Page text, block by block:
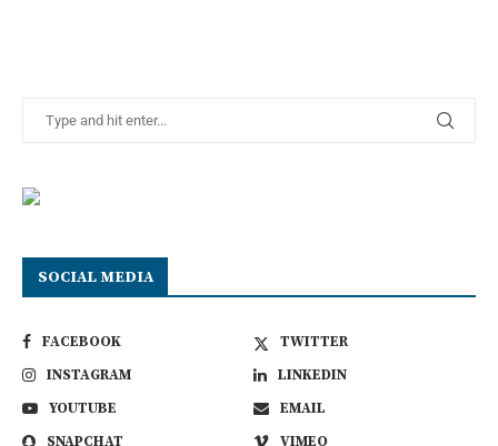
SOCIAL MEDIA
FACEBOOK
TWITTER
INSTAGRAM
LINKEDIN
YOUTUBE
EMAIL
SNAPCHAT
VIMEO